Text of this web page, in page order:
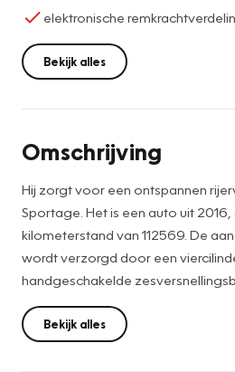
elektronische
Bekijk alles
Omschrijving
Hij zorgt voor een ontspannen
Sportage. Het is een auto uit
kilometerstand van 112569. De
wordt verzorgd door een
handgeschakelde
uitrusting van deze auto behoren
velgen, LED-dagrijverlichting,
verstelbare lendensteunen.
Bekijk alles